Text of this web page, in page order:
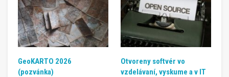
GeoKARTO 2026
(pozvánka)
Otvoreny softvér vo
vzdelávaní, vyskume a v IT